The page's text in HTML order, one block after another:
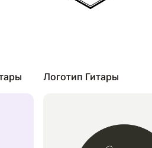
Логотип Гитары